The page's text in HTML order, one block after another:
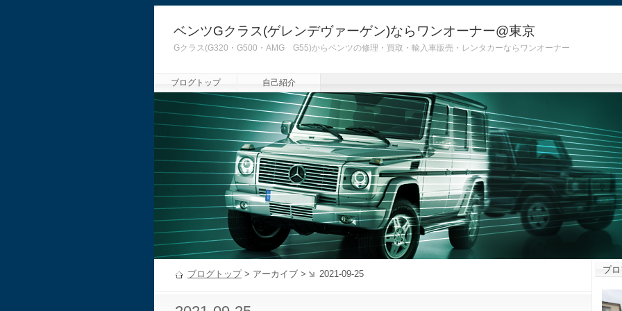
ベンツGクラス(ゲレンデヴァーゲン)ならワンオーナー@東京
Gクラス(G320・G500・AMG G55)からベンツの修理・買取・輸入車販売・レンタカーならワンオーナー
ブログトップ 自己紹介
ブログトップ> アーカイブ > 2021-09-25 プ